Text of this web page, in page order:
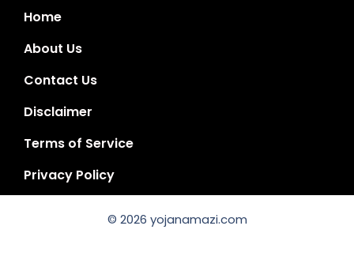
Home
About Us
Contact Us
Disclaimer
Terms of Service
Privacy Policy
© 2026 yojanamazi.com